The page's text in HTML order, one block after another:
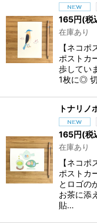
165円(税
在庫あり
【ネコ
ポストカ
歩してい
1枚に◎ 切
トナリノ
165円(税
在庫あり
【ネコ
ポストカ
とロゴの
お茶に添
貼…